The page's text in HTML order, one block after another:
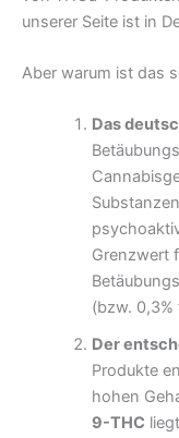
unserer Seite ist in
Aber warum ist das
Das
Grenzwert
(bzw.
Der
Produkte
hohen
9-THC